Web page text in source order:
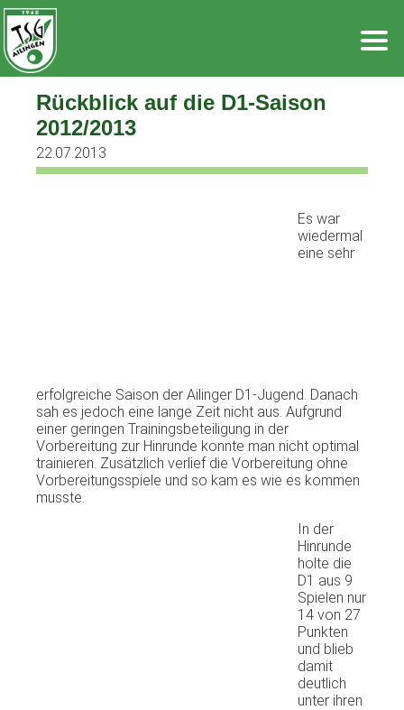
Zum
Inhalt
springen
Rückblick auf die D1-Saison
2012/2013
22.07.2013
Es war
wiedermal
eine sehr
erfolgreiche Saison der Ailinger D1-Jugend. Danach
sah es jedoch eine lange Zeit nicht aus. Aufgrund
einer geringen Trainingsbeteiligung in der
Vorbereitung zur Hinrunde konnte man nicht optimal
trainieren. Zusätzlich verlief die Vorbereitung ohne
Vorbereitungsspiele und so kam es wie es kommen
musste.
In der
Hinrunde
holte die
D1 aus 9
Spielen nur
14 von 27
Punkten
und blieb
damit
deutlich
unter ihren